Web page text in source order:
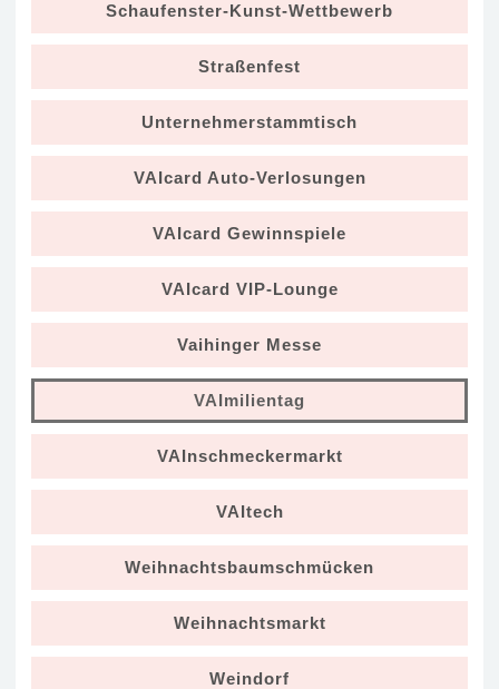
Schaufenster-Kunst-Wettbewerb
Straßenfest
Unternehmerstammtisch
VAIcard Auto-Verlosungen
VAIcard Gewinnspiele
VAIcard VIP-Lounge
Vaihinger Messe
VAImilientag
VAInschmeckermarkt
VAItech
Weihnachtsbaumschmücken
Weihnachtsmarkt
Weindorf